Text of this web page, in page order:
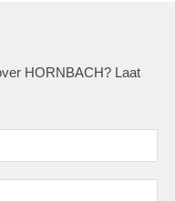
HORNBACH? Laat